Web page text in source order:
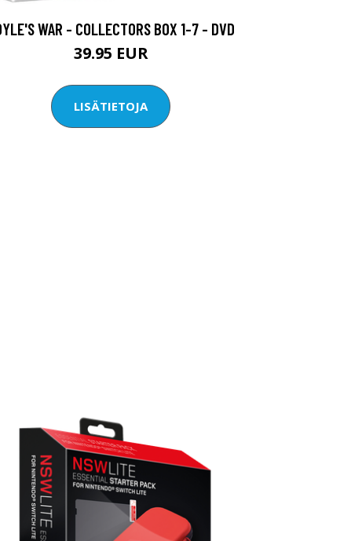
WAR - COLLECTORS BOX 1-7 - DVD
39.95 EUR
LISÄTIETOJA